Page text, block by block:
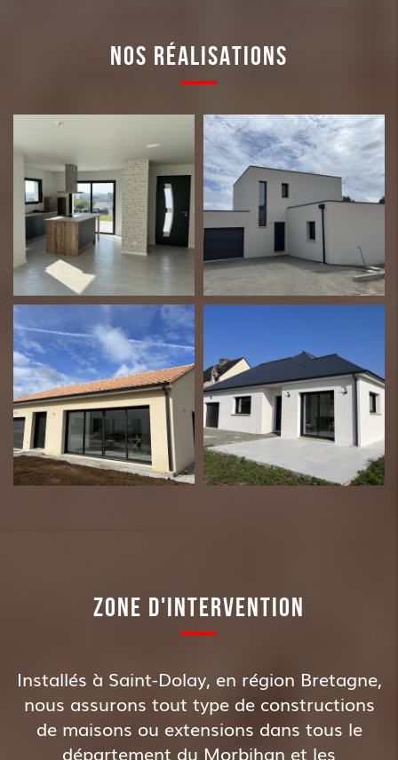
NOS RÉALISATIONS
ZONE D'INTERVENTION
Installés à Saint-Dolay, en région Bretagne,
nous assurons tout type de constructions
de maisons ou extensions dans tous le
département du Morbihan et les